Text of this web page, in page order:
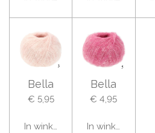
Bella
€ 5,95
In winkelwagen
Bella
€ 4,95
In winkelwagen